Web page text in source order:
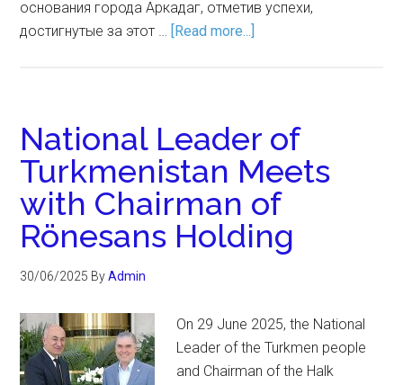
основания города Аркадаг, отметив успехи,
достигнутые за этот … [Read more...]
National Leader of
Turkmenistan Meets
with Chairman of
Rönesans Holding
30/06/2025 ByAdmin
On 29 June 2025, the National
Leader of the Turkmen people
and Chairman of the Halk